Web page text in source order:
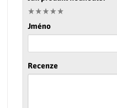
Jméno
Recenze